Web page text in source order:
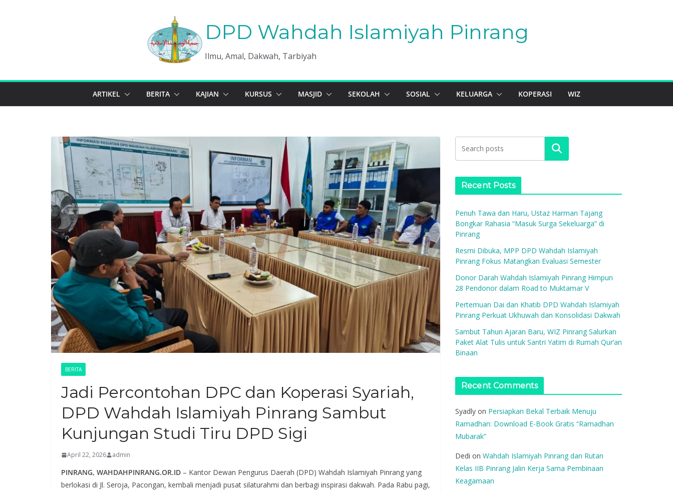
DPD Wahdah Islamiyah Pinrang
Ilmu, Amal, Dakwah, Tarbiyah
ARTIKEL BERITA KAJIAN KURSUS MASJID SEKOLAH SOSIAL KELUARGA KOPERASI WIZ
BERITA
Jadi Percontohan DPC dan Koperasi Syariah,
DPD Wahdah Islamiyah Pinrang Sambut
Kunjungan Studi Tiru DPD Sigi
April 22, 2026 admin
PINRANG, WAHDAHPINRANG.OR.ID – Kantor Dewan Pengurus Daerah (DPD) Wahdah Islamiyah Pinrang yang
berlokasi di Jl. Seroja, Pacongan, kembali menjadi pusat silaturahmi dan berbagi inspirasi dakwah. Pada Rabu pagi,
Search
Recent Posts
Penuh Tawa dan Haru, Ustaz Harman Tajang
Bongkar Rahasia “Masuk Surga Sekeluarga” di
Pinrang
Resmi Dibuka, MPP DPD Wahdah Islamiyah
Pinrang Fokus Matangkan Evaluasi Semester
Donor Darah Wahdah Islamiyah Pinrang Himpun
28 Pendonor dalam Road to Muktamar V
Pertemuan Dai dan Khatib DPD Wahdah Islamiyah
Pinrang Perkuat Ukhuwah dan Konsolidasi Dakwah
Sambut Tahun Ajaran Baru, WIZ Pinrang Salurkan
Paket Alat Tulis untuk Santri Yatim di Rumah Qur’an
Binaan
Recent Comments
Syadly on Persiapkan Bekal Terbaik Menuju
Ramadhan: Download E-Book Gratis “Ramadhan
Mubarak”
Dedi on Wahdah Islamiyah Pinrang dan Rutan
Kelas IIB Pinrang Jalin Kerja Sama Pembinaan
Keagamaan